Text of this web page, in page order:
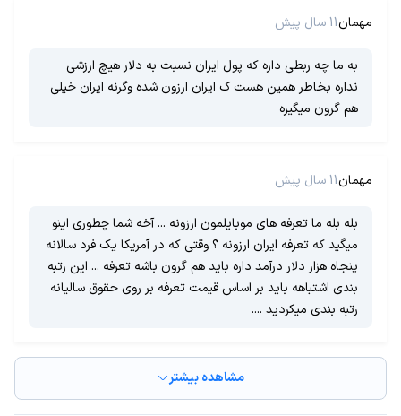
مهمان11 سال پیش
به ما چه ربطی داره که پول ایران نسبت به دلار هیچ ارزشی
نداره بخاطر همین هست ک ایران ارزون شده وگرنه ایران خیلی
هم گرون میگیره
مهمان11 سال پیش
بله بله ما تعرفه های موبایلمون ارزونه ... آخه شما چطوری اینو
میگید که تعرفه ایران ارزونه ؟ وقتی که در آمریکا یک فرد سالانه
پنجاه هزار دلار درآمد داره باید هم گرون باشه تعرفه ... این رتبه
بندی اشتباهه باید بر اساس قیمت تعرفه بر روی حقوق سالیانه
رتبه بندی میکردید ....
مشاهده بیشتر